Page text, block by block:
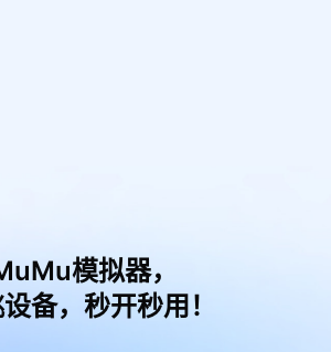
模拟器，
备，秒开秒用！